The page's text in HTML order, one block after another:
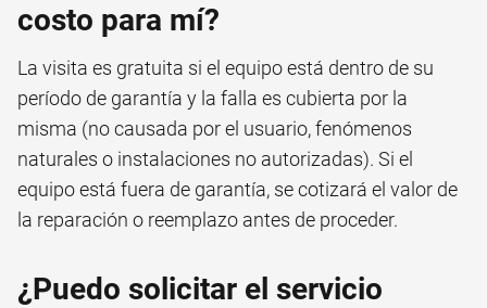
costo para mí?
La visita es gratuita si el equipo está dentro de su
período de garantía y la falla es cubierta por la
misma (no causada por el usuario, fenómenos
naturales o instalaciones no autorizadas). Si el
equipo está fuera de garantía, se cotizará el valor de
la reparación o reemplazo antes de proceder.
¿Puedo solicitar el servicio